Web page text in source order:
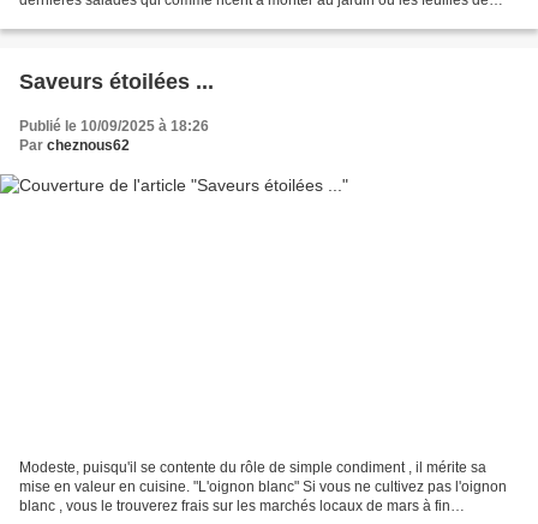
Saveurs étoilées ...
Publié le 10/09/2025 à 18:26
Par cheznous62
Modeste, puisqu'il se contente du rôle de simple condiment , il mérite sa
mise en valeur en cuisine. "L'oignon blanc" Si vous ne cultivez pas l'oignon
blanc , vous le trouverez frais sur les marchés locaux de mars à fin